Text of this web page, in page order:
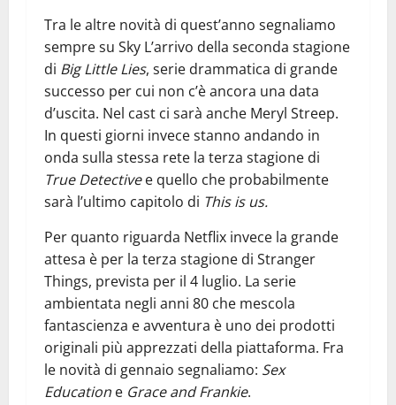
Tra le altre novità di quest’anno segnaliamo
sempre su Sky L’arrivo della seconda stagione
di Big Little Lies, serie drammatica di grande
successo per cui non c’è ancora una data
d’uscita. Nel cast ci sarà anche Meryl Streep.
In questi giorni invece stanno andando in
onda sulla stessa rete la terza stagione di
True Detectivee quello che probabilmente
sarà l’ultimo capitolo di This is us.
Per quanto riguarda Netflix invece la grande
attesa è per la terza stagione di Stranger
Things, prevista per il 4 luglio. La serie
ambientata negli anni 80 che mescola
fantascienza e avventura è uno dei prodotti
originali più apprezzati della piattaforma. Fra
le novità di gennaio segnaliamo: Sex
Education e Grace and Frankie.